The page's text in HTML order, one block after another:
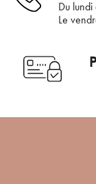
Du
Le
En renseignant